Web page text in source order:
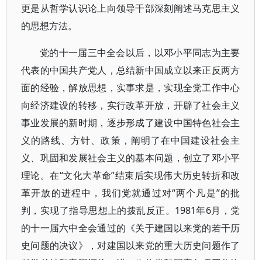
更是从哲学认识论上向领导干部深刻阐述马克思主义
的思想方法。
党的十一届三中全会以后，以邓小平同志为主要
代表的中国共产党人，总结新中国成立以来正反两方
面的经验，解放思想，实事求是，实现全党工作中心
向经济建设的转移，实行改革开放，开辟了社会主义
事业发展的新时期，逐步形成了建设中国特色社会主
义的路线、方针、政策，阐明了在中国建设社会主
义、巩固和发展社会主义的基本问题，创立了邓小平
理论。在“文化大革命”结束后实现伟大历史转折和改
革开放的进程中，我们党就通过对“两个凡是”的批
判，实现了指导思想上的拨乱反正。1981年6月，党
的十一届六中全会通过的《关于建国以来党的若干历
史问题的决议》，对建国以来党的重大历史问题作了